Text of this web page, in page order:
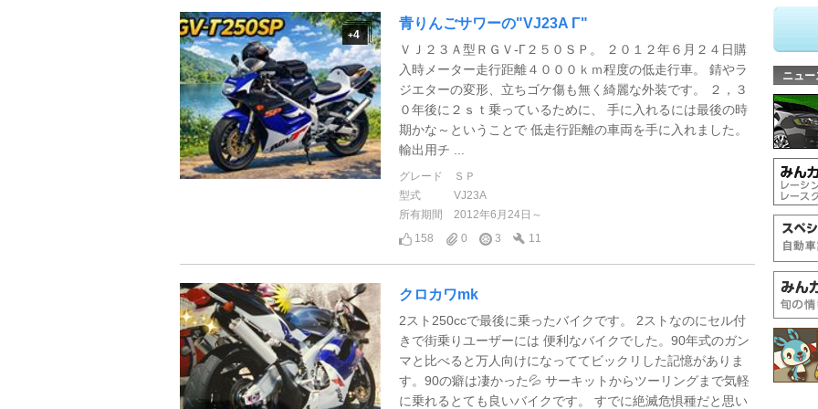
+4
青りんごサワーの"VJ23A Γ"
ＶＪ２３Ａ型ＲＧＶ-Γ２５０ＳＰ。 ２０１２年６月２４日購
入時メーター走行距離４０００ｋｍ程度の低走行車。 錆やラ
ジエターの変形、立ちゴケ傷も無く綺麗な外装です。 ２，３
０年後に２ｓｔ乗っているために、 手に入れるには最後の時
期かな～ということで 低走行距離の車両を手に入れました。
輸出用チ ...
グレード
ＳＰ
型式
VJ23A
所有期間
2012年6月24日～
158
0 3 11
クロカワmk
2スト250ccで最後に乗ったバイクです。 2ストなのにセル付
きで街乗りユーザーには 便利なバイクでした。90年式のガン
マと比べると万人向けになっててビックリした記憶がありま
す。90の癖は凄かった💦 サーキットからツーリングまで気軽
に乗れるとても良いバイクです。 すでに絶滅危惧種だと思い
ニュー